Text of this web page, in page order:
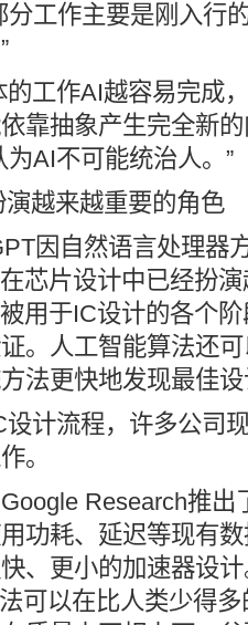
分工作主要是刚入行
工作AI越容易完成
靠抽象产生完全新
AI不可能统治人。”
越来越重要的角色
因自然语言处理器
芯片设计中已经扮
用于IC设计的各个
。人工智能算法还
法更快地发现最佳
计流程，许多公司
。
Research推出
功耗、延迟等现有
、更小的加速器设
可以在比人类少得